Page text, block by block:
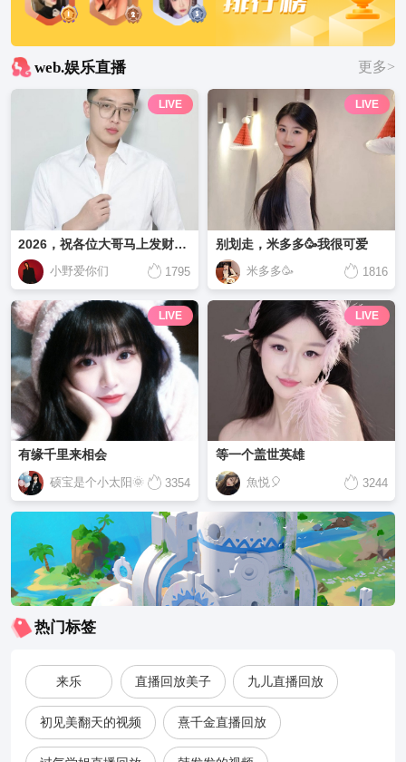
web.娱乐直播 更多>
LIVE
2026，祝各位大哥马上发财，马到成功!
小野爱你们 1795
LIVE
别划走，米多多🥳我很可爱
米多多🥳 1816
LIVE
有缘千里来相会
硕宝是个小太阳🌞 3354
LIVE
等一个盖世英雄
魚悦🎈 3244
热门标签
来乐 直播回放美子 九儿直播回放
初见美翻天的视频 熹千金直播回放